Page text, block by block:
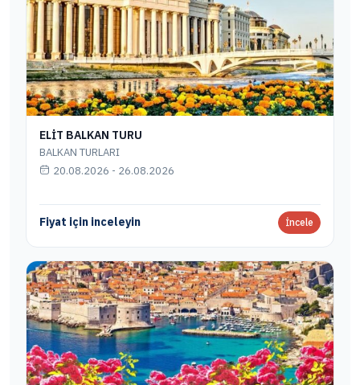
ELİT BALKAN TURU
BALKAN TURLARI
20.08.2026 - 26.08.2026
Fiyat için inceleyin İncele